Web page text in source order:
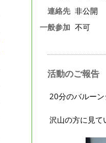
連絡先 非公開
一般参加 不可
活動のご報告
20分のバルー
沢山の方に見て